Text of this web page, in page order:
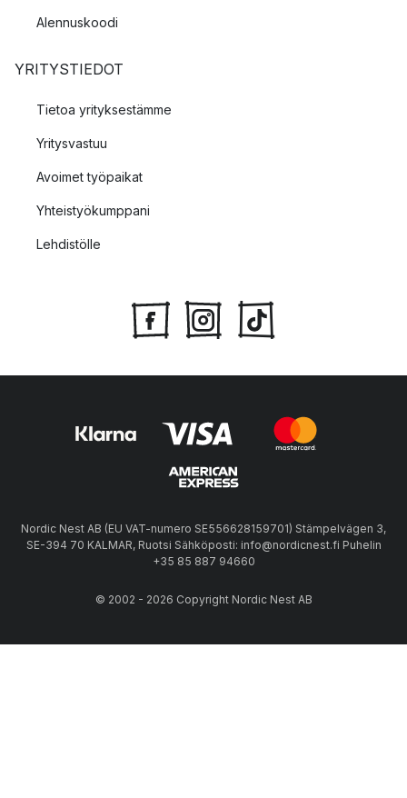
Alennuskoodi
YRITYSTIEDOT
Tietoa yrityksestämme
Yritysvastuu
Avoimet työpaikat
Yhteistyökumppani
Lehdistölle
Nordic Nest AB (EU VAT-numero SE556628159701) Stämpelvägen 3,
SE-394 70 KALMAR, Ruotsi Sähköposti: info@nordicnest.fi Puhelin
+35 85 887 94660
© 2002 - 2026 Copyright Nordic Nest AB